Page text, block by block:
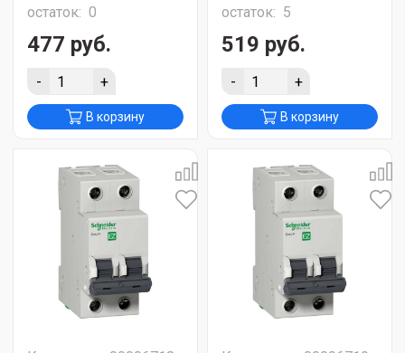
остаток: 0
477 руб.
- +
В корзину
остаток: 5
519 руб.
- +
В корзину